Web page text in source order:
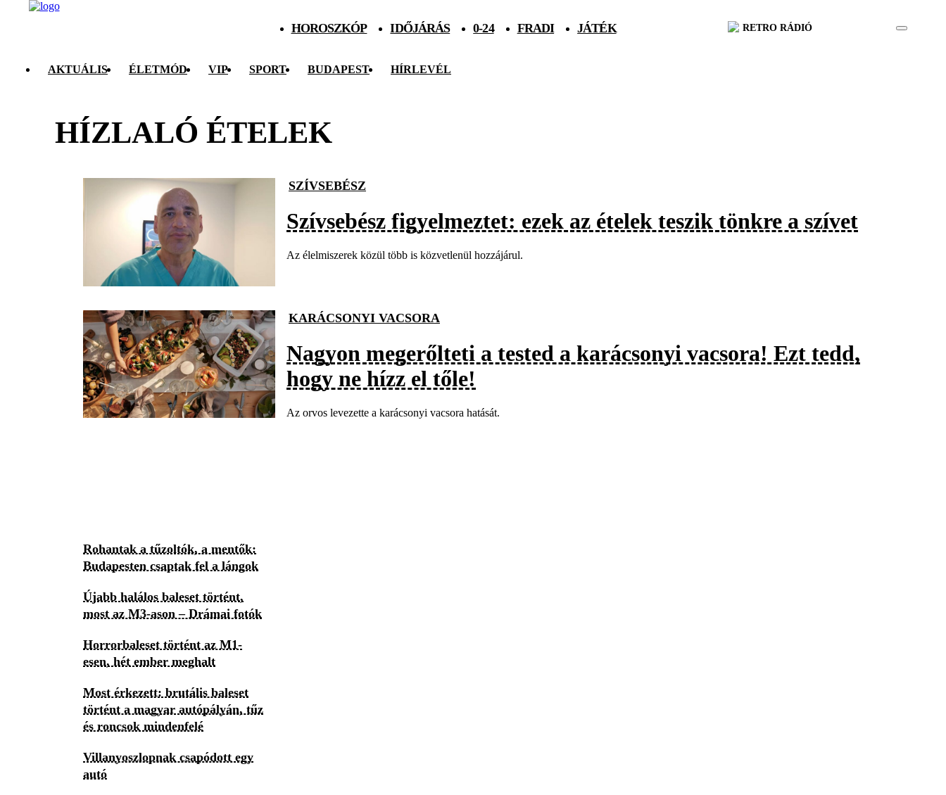
HOROSZKÓP IDŐJÁRÁS 0-24 FRADI JÁTÉK RETRO RÁDIÓ
AKTUÁLIS ÉLETMÓD VIP SPORT BUDAPEST HÍRLEVÉL
HÍZLALÓ ÉTELEK
SZÍVSEBÉSZ
Szívsebész figyelmeztet: ezek az ételek teszik tönkre a szívet
Az élelmiszerek közül több is közvetlenül hozzájárul.
KARÁCSONYI VACSORA
Nagyon megerőlteti a tested a karácsonyi vacsora! Ezt tedd,
hogy ne hízz el tőle!
Az orvos levezette a karácsonyi vacsora hatását.
Rohantak a tűzoltók, a mentők:
Budapesten csaptak fel a lángok
Újabb halálos baleset történt,
most az M3-ason – Drámai fotók
Horrorbaleset történt az M1-
esen, hét ember meghalt
Most érkezett: brutális baleset
történt a magyar autópályán, tűz
és roncsok mindenfelé
Villanyoszlopnak csapódott egy
autó